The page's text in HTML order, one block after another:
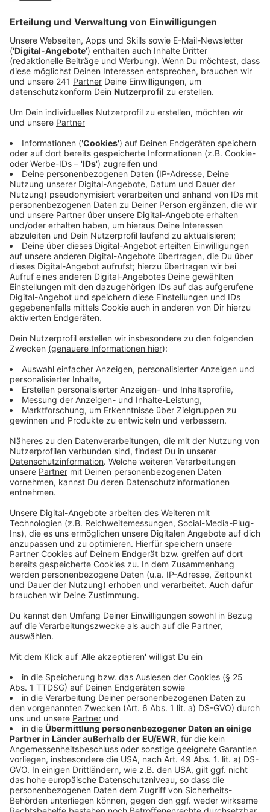
Euskirchen gesucht. Ein Grund sei, dass in der
Statistik bei den akut Erkrankten noch Fälle
auftauchten, die die Krankheit eigentlich schon
überwunden haben aus verschiedenen Gründen
aber noch unter Quarantäne stehen. Gespannt ist
der Leiter des Kreisgesundheitsamtes, Christian
Ramolla, wie sich die Lockerungen der Corona-
Regeln auf die Fallzahlen auswirken. Sorgen habe
er keine, aber die Ungewissheit sei groß:
"Beruhigend ist, dass wir im Vergleich zu
Anfang März 2020 Maßnahmenpläne haben.
Wir haben ausreichend Schutzmaterial und
eine ausreichende Laborkapazität."
Und auch die Menschen wüssten inzwischen viel
besser, wie sie sich vor einer Ansteckung
schützen könnten.
Veröffentlicht:Donnerstag, 14.05.2020 06:14
Anzeige
Im Vergleich etwa zum Kreis Düren oder auch den
Städten Köln und Bonn ist die Corona-Zahl im Kreis
Euskirchen ziemlich hoch. Dort gibt es aktuell jeweils
nur zwischen rund 30 und knapp 60 Infizierte.
Das Kreisgesundheitsamt hat sich die Corona-Zahlen
in den letzten Tagen noch einmal genauer angeschaut.
Dabei habe sich gezeigt, dass in der Statistik im Kreis
Euskirchen einige Fälle mitgezählt würden, bei denen
die Betroffenen die Krankheit eigentlich schon wieder
ausgestanden haben, sagt der Leiter des
Kreisgesundheitsamtes, Christian Ramolla.
Gemeint sind unter anderem Krankenhauspersonal
oder Pflegedienstmitarbeiter, die wieder gesund sind
aber trotzdem noch nicht arbeiten dürfen. Oder auch
Quarantäne noch Symptome zeigen. Und auch über 20
Flüchtlinge, wieder gesund sind aber weiter gezählt
weiter unter Quarantäne steht.
Anzeige
Anzeige